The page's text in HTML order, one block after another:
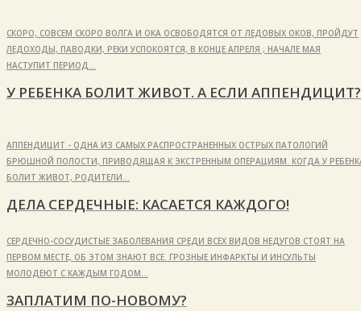
СКОРО, СОВСЕМ СКОРО ВОЛГА И ОКА ОСВОБОДЯТСЯ ОТ ЛЕДОВЫХ ОКОВ, ПРОЙДУТ
ЛЕДОХОДЫ, ПАВОДКИ, РЕКИ УСПОКОЯТСЯ, В КОНЦЕ АПРЕЛЯ ; НАЧАЛЕ МАЯ
НАСТУПИТ ПЕРИОД…
У РЕБЕНКА БОЛИТ ЖИВОТ. А ЕСЛИ АППЕНДИЦИТ?
АППЕНДИЦИТ - ОДНА ИЗ САМЫХ РАСПРОСТРАНЕННЫХ ОСТРЫХ ПАТОЛОГИЙ
БРЮШНОЙ ПОЛОСТИ, ПРИВОДЯЩАЯ К ЭКСТРЕННЫМ ОПЕРАЦИЯМ. КОГДА У
БОЛИТ ЖИВОТ, РОДИТЕЛИ…
ДЕЛА СЕРДЕЧНЫЕ: КАСАЕТСЯ КАЖДОГО!
СЕРДЕЧНО-СОСУДИСТЫЕ ЗАБОЛЕВАНИЯ СРЕДИ ВСЕХ ВИДОВ НЕДУГОВ СТОЯТ НА
ПЕРВОМ МЕСТЕ, ОБ ЭТОМ ЗНАЮТ ВСЕ. ГРОЗНЫЕ ИНФАРКТЫ И ИНСУЛЬТЫ
МОЛОДЕЮТ С КАЖДЫМ ГОДОМ…
ЗАПЛАТИМ ПО-НОВОМУ?